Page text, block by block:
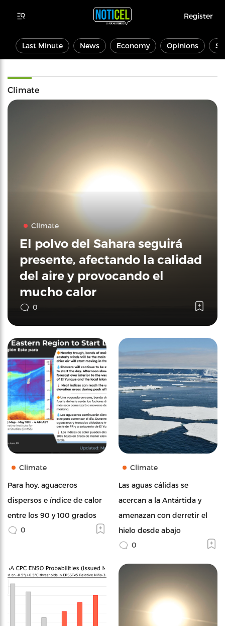
Register
Last Minute News Economy Opinions
Climate
Climate
El polvo del Sahara seguirá
presente, afectando la calidad
del aire y provocando el
mucho calor
0
Climate
Para hoy, aguaceros
dispersos e índice de calor
entre los 90 y 100 grados
0
Climate
Las aguas cálidas se
acercan a la Antártida y
amenazan con derretir el
hielo desde abajo
0